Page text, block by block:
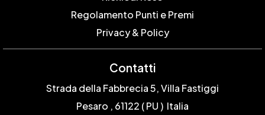
Regolamento Punti e Premi
Privacy & Policy
Contatti
Strada della Fabbrecia 5, Villa Fastiggi
Pesaro , 61122 ( PU ) Italia